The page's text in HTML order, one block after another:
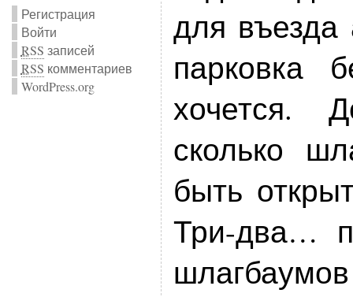
Регистрация
Войти
RSS записей
RSS комментариев
WordPress.org
для въезда
парковка
хочется.
сколько
быть
Три-два…